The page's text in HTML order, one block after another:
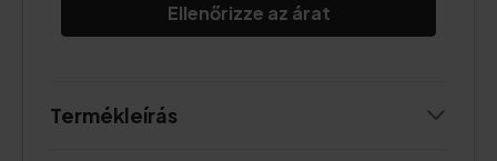
Ellenőrizze az árat
Termékleírás